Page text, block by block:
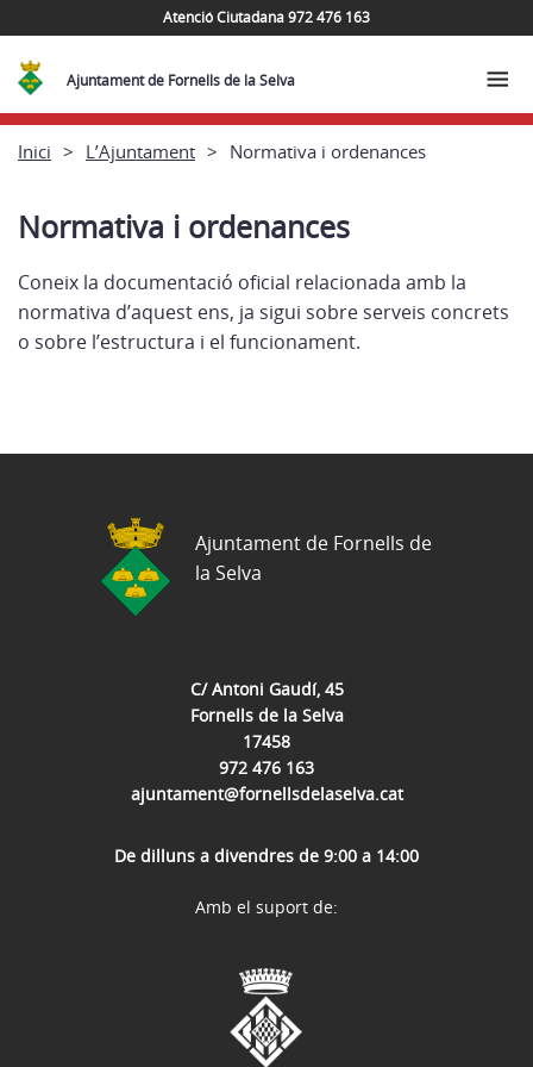
Atenció Ciutadana 972 476 163
Ajuntament de Fornells de la Selva
Inici L’Ajuntament Normativa i ordenances
Normativa i ordenances
Coneix la documentació oficial relacionada amb la
normativa d’aquest ens, ja sigui sobre serveis concrets
o sobre l’estructura i el funcionament.
C/ Antoni Gaudí, 45
Fornells de la Selva
17458
972 476 163
ajuntament@fornellsdelaselva.cat
De dilluns a divendres de 9:00 a 14:00
Ajuntament de Fornells de
la Selva
Amb el suport de: